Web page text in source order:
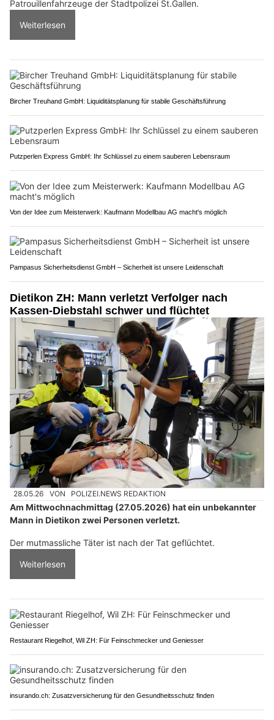
Patrouillenfahrzeuge der Stadtpolizei St.Gallen.
Weiterlesen
Bircher Treuhand GmbH: Liquiditätsplanung für stabile Geschäftsführung
Putzperlen Express GmbH: Ihr Schlüssel zu einem sauberen Lebensraum
Von der Idee zum Meisterwerk: Kaufmann Modellbau AG macht's möglich
Pampasus Sicherheitsdienst GmbH – Sicherheit ist unsere Leidenschaft
Dietikon ZH: Mann verletzt Verfolger nach
Kassen-Diebstahl schwer und flüchtet
28.05.26 VON POLIZEI.NEWS REDAKTION
Am Mittwochnachmittag (27.05.2026) hat ein unbekannter
Mann in Dietikon zwei Personen verletzt.
Der mutmassliche Täter ist nach der Tat geflüchtet.
Weiterlesen
Restaurant Riegelhof, Wil ZH: Für Feinschmecker und Geniesser
insurando.ch: Zusatzversicherung für den Gesundheitsschutz finden